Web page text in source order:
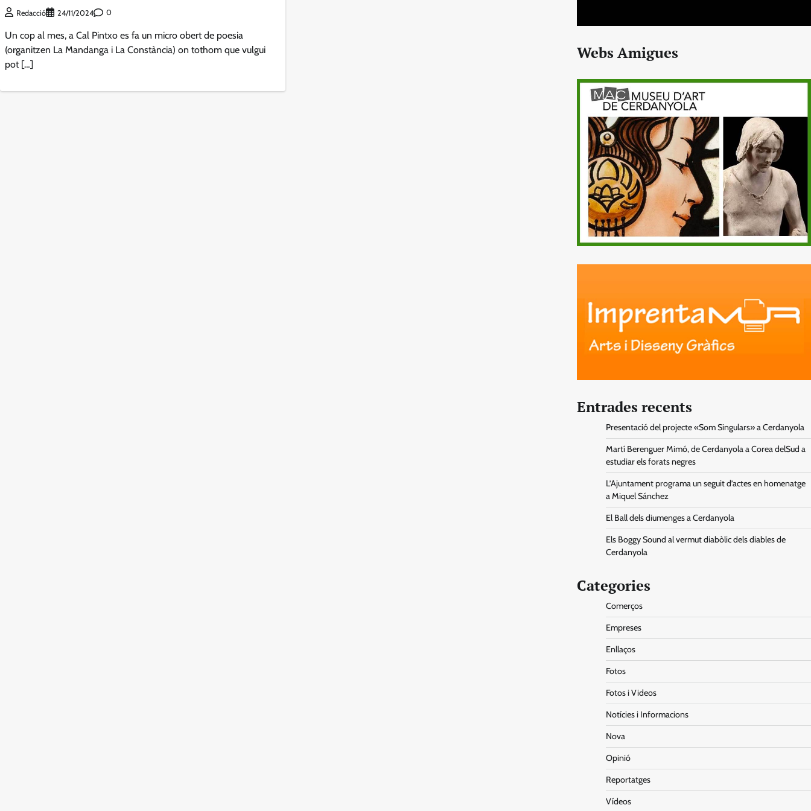
Redacció 24/11/2024 0
Un cop al mes, a Cal Pintxo es fa un micro obert de poesia
(organitzen La Mandanga i La Constància) on tothom que vulgui
pot […]
Webs Amigues
Entrades recents
Presentació del projecte «Som Singulars» a Cerdanyola
Martí Berenguer Mimó, de Cerdanyola a Corea delSud a
estudiar els forats negres
L’Ajuntament programa un seguit d’actes en homenatge
a Miquel Sánchez
El Ball dels diumenges a Cerdanyola
Els Boggy Sound al vermut diabòlic dels diables de
Cerdanyola
Categories
Comerços
Empreses
Enllaços
Fotos
Fotos i Videos
Notícies i Informacions
Nova
Opinió
Reportatges
Vídeos